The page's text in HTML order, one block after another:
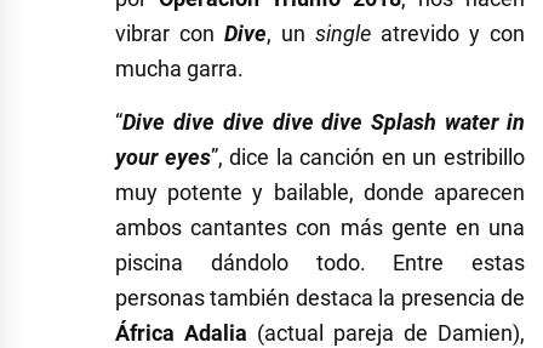
vibrar con Dive, un single atrevido y con
mucha garra.
“Dive dive dive dive dive Splash water in
your eyes”, dice la canción en un estribillo
muy potente y bailable, donde aparecen
ambos cantantes con más gente en una
piscina dándolo todo. Entre estas
personas también destaca la presencia de
África Adalia (actual pareja de Damien),